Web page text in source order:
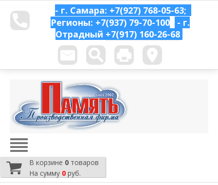
- г. Самара: +7(927) 768-05-63;
Регионы: +7(937) 79-70-100
- г.
Отрадный +7(917) 160-26-68
В корзине 0 товаров
На сумму 0 руб.